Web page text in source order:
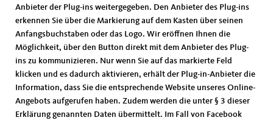
Anbieter der Plug-ins weitergegeben. Den Anbieter des Plug-ins
erkennen Sie über die Markierung auf dem Kasten über seinen
Anfangsbuchstaben oder das Logo. Wir eröffnen Ihnen die
Möglichkeit, über den Button direkt mit dem Anbieter des Plug-
ins zu kommunizieren. Nur wenn Sie auf das markierte Feld
klicken und es dadurch aktivieren, erhält der Plug-in-Anbieter die
Information, dass Sie die entsprechende Website unseres Online-
Angebots aufgerufen haben. Zudem werden die unter § 3 dieser
Erklärung genannten Daten übermittelt. Im Fall von Facebook